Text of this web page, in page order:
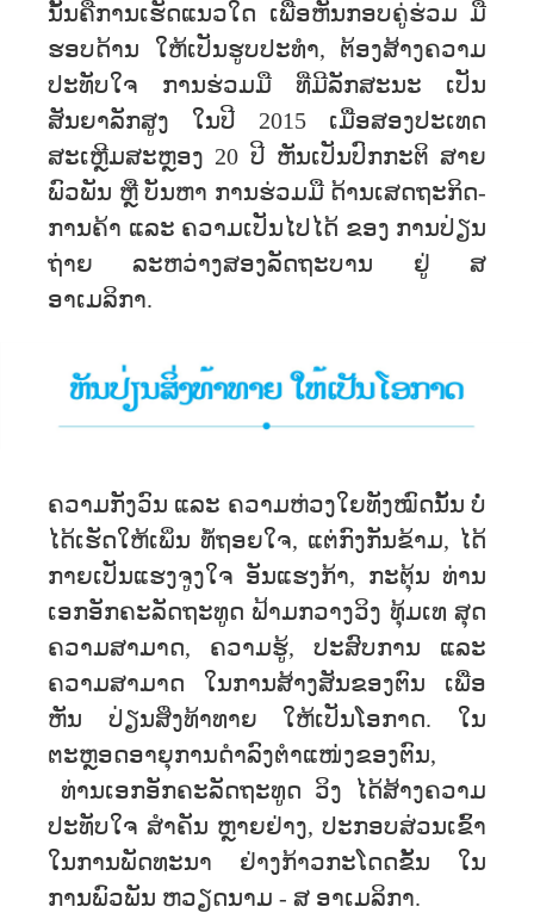
ນັ້ນຄືການເຮັດແນວໃດ ເພື່ອຫັນກອບຄູ່ຮ່ວມ ມື
ຮອບດ້ານ ໃຫ້ເປັນຮູບປະທໍາ, ຕ້ອງສ້າງຄວາມ
ປະທັບໃຈ ການຮ່ວມມື ທີ່ມີລັກສະນະ ເປັນ
ສັນຍາລັກສູງ ໃນປີ 2015 ເມື່ອສອງປະເທດ
ສະເຫຼີມສະຫຼອງ 20 ປີ ຫັນເປັນປົກກະຕິ ສາຍ
ພົວພັນ ຫຼື ບັນຫາ ການຮ່ວມມື ດ້ານເສດຖະກິດ-
ການຄ້າ ແລະ ຄວາມເປັນໄປໄດ້ ຂອງ ການປ່ຽນ
ຖ່າຍ ລະຫວ່າງສອງລັດຖະບານ ຢູ່ ສ
ອາເມລິກາ.
ຄວາມກັງວົນ ແລະ ຄວາມຫ່ວງໃຍທັງໝົດນັ້ນ ບໍ່
ໄດ້ເຮັດໃຫ້ເພິ່ນ ທໍ້ຖອຍໃຈ, ແຕ່ກົງກັນຂ້າມ, ໄດ້
ກາຍເປັນແຮງຈູງໃຈ ອັນແຮງກ້າ, ກະຕຸ້ນ ທ່ານ
ເອກອັກຄະລັດຖະທູດ ຟ້າມກວາງວິງ ທຸ້ມເທ ສຸດ
ຄວາມສາມາດ, ຄວາມຮູ້, ປະສົບການ ແລະ
ຄວາມສາມາດ ໃນການສ້າງສັນຂອງຕົນ ເພື່ອ
ຫັນ ປ່ຽນສິ່ງທ້າທາຍ ໃຫ້ເປັນໂອກາດ. ໃນ
ຕະຫຼອດອາຍຸການດຳລົງຕຳແໜ່ງຂອງຕົນ,
ທ່ານເອກອັກຄະລັດຖະທູດ ວິງ ໄດ້ສ້າງຄວາມ
ປະທັບໃຈ ສຳຄັນ ຫຼາຍຢ່າງ, ປະກອບສ່ວນເຂົ້າ
ໃນການພັດທະນາ ຢ່າງກ້າວກະໂດດຂັ້ນ ໃນ
ການພົວພັນ ຫວຽດນາມ - ສ ອາເມລິກາ.